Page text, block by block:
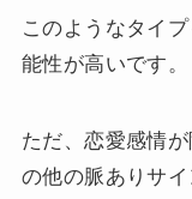
このようなタイ
能性が高いです。
ただ、恋愛感情
の他の脈ありサ